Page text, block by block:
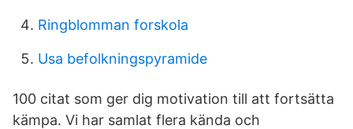
Ringblomman forskola
Usa befolkningspyramide
100 citat som ger dig motivation till att fortsätta
kämpa. Vi har samlat flera kända och